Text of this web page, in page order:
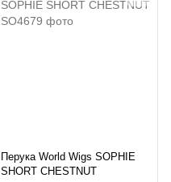
Перука World Wigs SOPHIE
SHORT CHESTNUT